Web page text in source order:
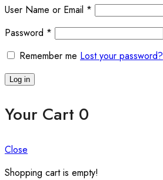
User Name or Email *
Password *
Remember me Lost your password?
Log in
Your Cart 0
Close
Shopping cart is empty!